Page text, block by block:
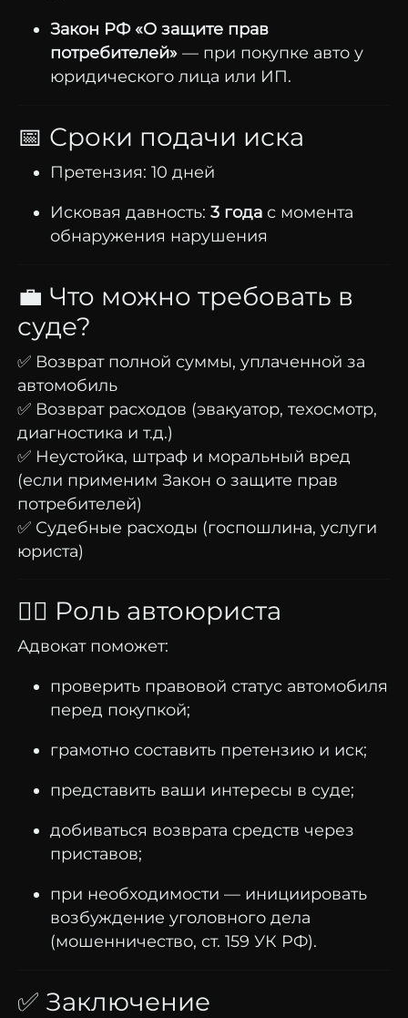
Закон РФ «О защите прав
потребителей»— при покупке авто у
юридического лица или ИП.
📅 Сроки подачи иска
Претензия: 10 дней
Исковая давность: 3 года с момента
обнаружения нарушения
💼 Что можно требовать в
суде?
✅ Возврат полной суммы, уплаченной за
автомобиль
✅ Возврат расходов (эвакуатор, техосмотр,
диагностика и т.д.)
✅ Неустойка, штраф и моральный вред
(если применим Закон о защите прав
потребителей)
✅ Судебные расходы (госпошлина, услуги
юриста)
👨‍⚖️ Роль автоюриста
Адвокат поможет:
проверить правовой статус автомобиля
перед покупкой;
грамотно составить претензию и иск;
представить ваши интересы в суде;
добиваться возврата средств через
приставов;
при необходимости — инициировать
возбуждение уголовного дела
(мошенничество, ст. 159 УК РФ).
✅ Заключение